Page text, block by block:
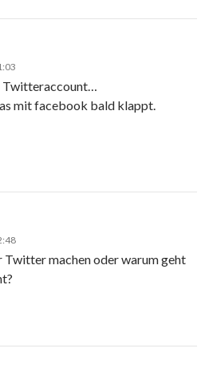
Twitteraccount…
mit facebook bald klappt.
Twitter machen oder warum geht